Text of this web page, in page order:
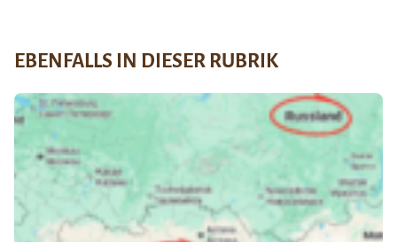
EBENFALLS IN DIESER RUBRIK